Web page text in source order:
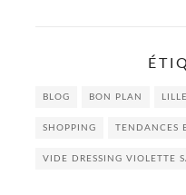
BLOG BON PLAN LILLE
SHOPPING TENDANCES
VIDE DRESSING VIOLETTE